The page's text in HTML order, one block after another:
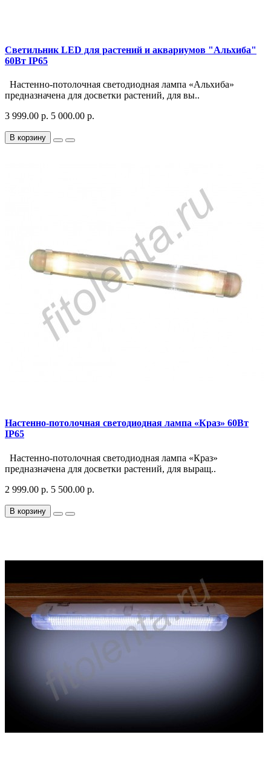
Светильник LED для растений и аквариумов "Альхиба"
60Вт IP65
Настенно-потолочная светодиодная лампа «Альхиба»
предназначена для досветки растений, для вы..
3 999.00 р. 5 000.00 р.
В корзину
Настенно-потолочная светодиодная лампа «Краз» 60Вт
IP65
Настенно-потолочная светодиодная лампа «Краз»
предназначена для досветки растений, для выращ..
2 999.00 р. 5 500.00 р.
В корзину